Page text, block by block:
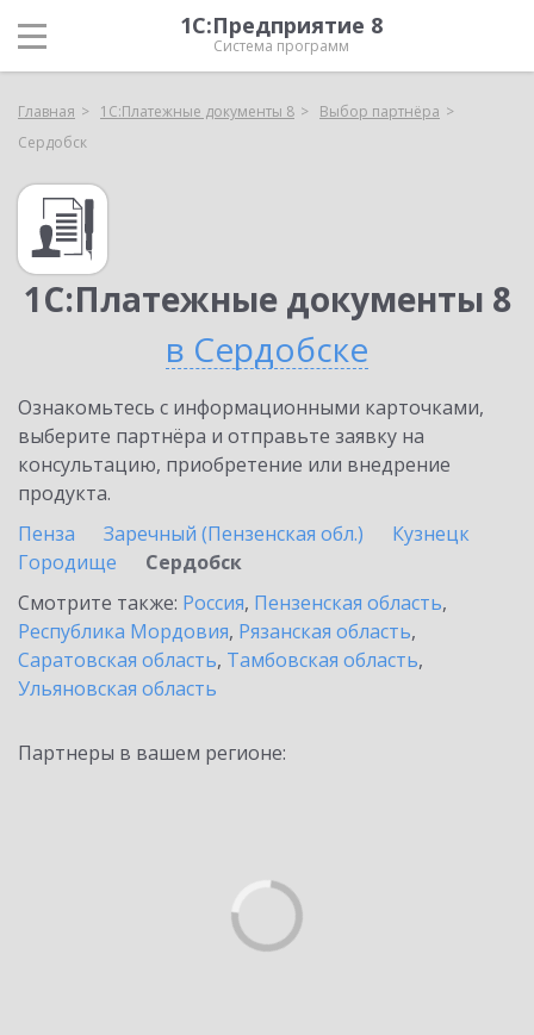
1С:Предприятие 8
Система программ
Главная 1С:Платежные документы 8
Выбор партнёра
Сердобск
1С:Платежные документы 8
в Сердобске
Ознакомьтесь с информационными карточками,
выберите партнёра и отправьте заявку на
консультацию, приобретение или внедрение
продукта.
Пенза
Заречный (Пензенская обл.)
Кузнецк
Городище
Сердобск
Смотрите также: Россия, Пензенская область,
Республика Мордовия, Рязанская область,
Саратовская область, Тамбовская область,
Ульяновская область
Партнеры в вашем регионе: